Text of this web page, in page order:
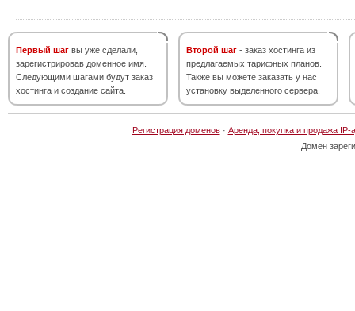
Первый шаг вы уже сделали,
зарегистрировав доменное имя.
Следующими шагами будут заказ
хостинга и создание сайта.
Второй шаг - заказ хостинга из
предлагаемых тарифных планов.
Также вы можете заказать у нас
установку выделенного сервера.
Регистрация доменов· Аренда, покупка и продажа IP-
Домен